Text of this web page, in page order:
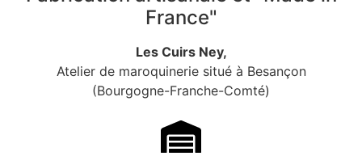
France"
Les Cuirs Ney,
Atelier de maroquinerie situé à Besançon
(Bourgogne-Franche-Comté)